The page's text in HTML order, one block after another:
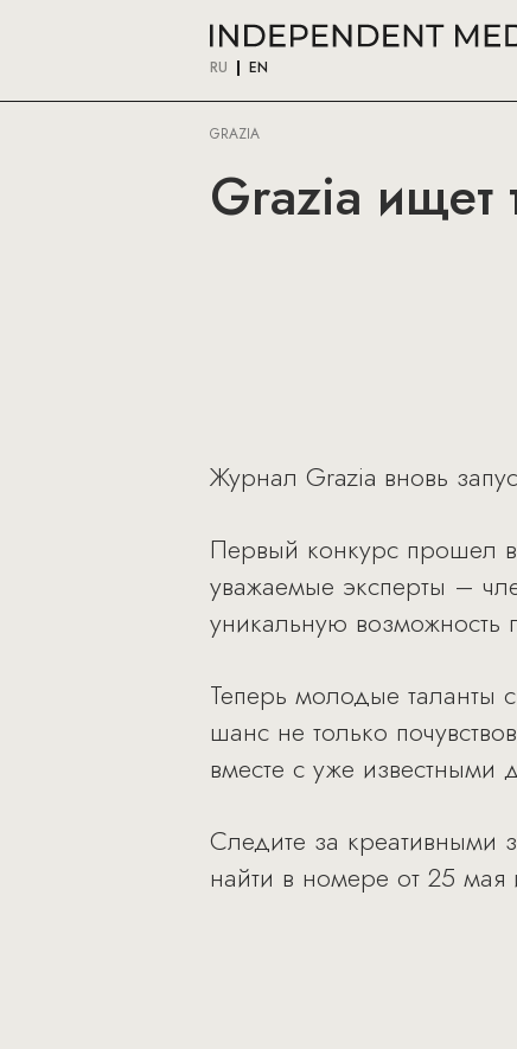
RU EN
GRAZIA
Grazia ищет
Журнал Grazia вновь
Первый конкурс прошел
уважаемые эксперты –
уникальную возможность
Теперь молодые таланты
шанс не только
вместе с уже известными
Следите за креативными
найти в номере от 25 мая